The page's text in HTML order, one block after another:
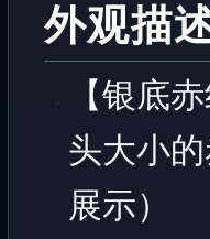
外观描
【银底
头大小
展示）